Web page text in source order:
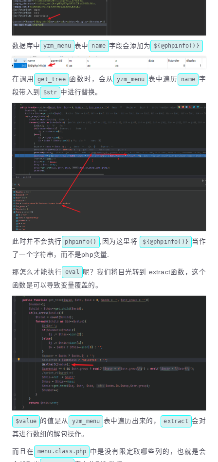
数据库中 yzm_menu 表中 name 字段会添加为 ${@phpinfo()}
在调用 get_tree 函数时，会从 yzm_menu 表中遍历 name
字
段带入到
$str 中进行替换。
此时并不会执行 phpinfo() ,因为这里将 ${@phpinfo()}
当作
了一个字符串，而不是php变量.
那怎么才能执行 eval
呢？我们将目光转到 extract函数，这个
函数是可以导致变量覆盖的。
$value 的值是从 yzm_menu 表中遍历出来的， extract 会对
其进行数组的解包操作。
而且在 menu.class.php
中是没有限定取哪些列的，也就是会